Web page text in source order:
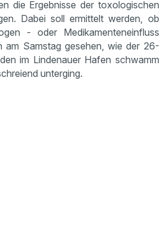
die Ergeb­nisse der toxolo­gi­schen
Dabei soll ermit­telt werden, ob
- oder Medika­men­ten­ein­fluss
am Samstag gesehen, wie der 26-
im Linde­nauer Hafen schwamm
unter­ging.